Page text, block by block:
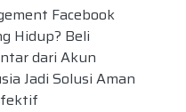
Facebook
Hidup? Beli
dari Akun
Jadi Solusi Aman